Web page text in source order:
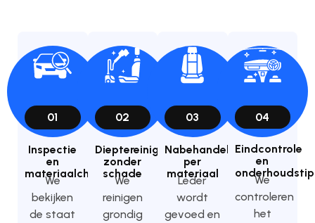
01
Inspectie
en
materiaalcheck
We
bekijken
de staat
02
Dieptereiniging
zonder
schade
We
reinigen
grondig
03
Nabehandeling
per
materiaal
Leder
wordt
gevoed en
04
Eindcontrole
en
We
controleren
het